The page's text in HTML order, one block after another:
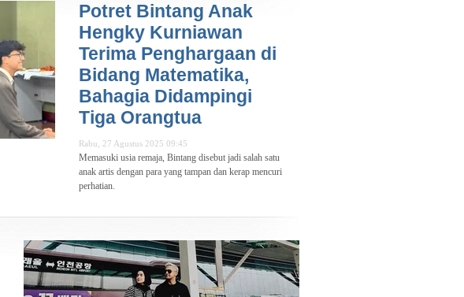
Potret Bintang Anak
Hengky Kurniawan
Terima Penghargaan di
Bidang Matematika,
Bahagia Didampingi
Tiga Orangtua
Rabu, 27 Agustus 2025 09:45
Memasuki usia remaja, Bintang disebut jadi salah satu
anak artis dengan para yang tampan dan kerap mencuri
perhatian.